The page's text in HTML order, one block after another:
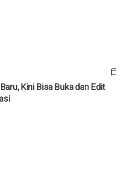
Kini Bisa Buka dan Edit